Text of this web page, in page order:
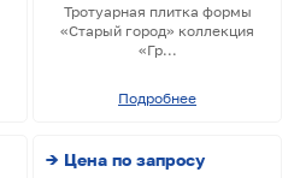
Тротуарная плитка формы
«Старый город» коллекция
«Гр...
Подробнее
→ Цена по запросу